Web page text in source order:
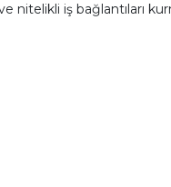
iş bağlantıları